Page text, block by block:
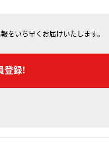
をいち早くお届けいたします。
登録!